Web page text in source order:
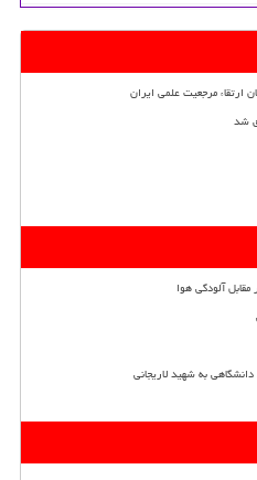
ارتقاء مرجعیت علمی ایران
شد
آلودگی هوا
به شهید لاریجانی